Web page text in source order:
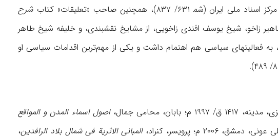
۶۳۱/ ۸۳۷)، همچنین صاحب «تعلیقات» کتاب
شرح
درگذشت (ادنه‌وی، ۴۱۰؛ یونس، ۲۲۸). از دیگر مشاهیر زاخو، شیخ یوسف افندی زاخویی، از مشایخ نقشبندی، و خلیفه شیخ طاهر
علوم دینی، به فعالیتهای سیاسی هم اهتمام داشت و یکی از مهم‌ترین اقدامات سیاسی او
محامی جمال،
اصول اسماء المدن و المواقع
۲۰۰۶ م؛ پرویسر، کنراد، المبانی الاثریة فی شمال بلاد الرافدین،